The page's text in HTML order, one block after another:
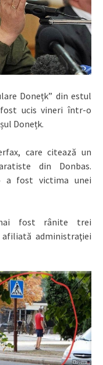
Donețk” din estul
fost ucis vineri într-o
Donețk.
care citează un
din Donbas.
a fost victima unei
fost rânite trei
afiliată administraţiei